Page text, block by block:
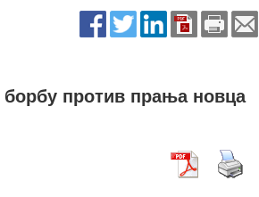
против прања новца